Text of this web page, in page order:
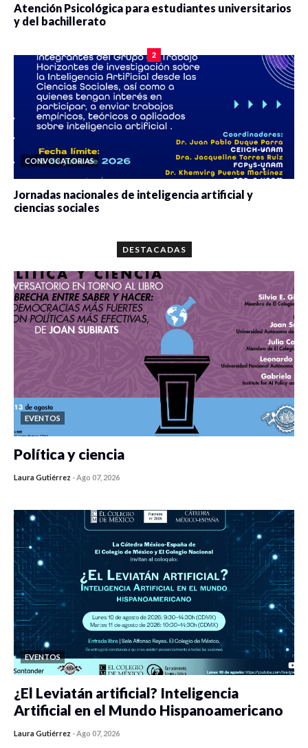
Atención Psicológica para estudiantes universitarios
y del bachillerato
2
CONVOCATORIAS
Jornadas nacionales de inteligencia artificial y
ciencias sociales
DESTACADAS
EVENTOS
Política y ciencia
Laura Gutiérrez -Ago 07, 2026
EVENTOS
¿El Leviatán artificial? Inteligencia
Artificial en el Mundo Hispanoamericano
Laura Gutiérrez -Ago 07, 2026